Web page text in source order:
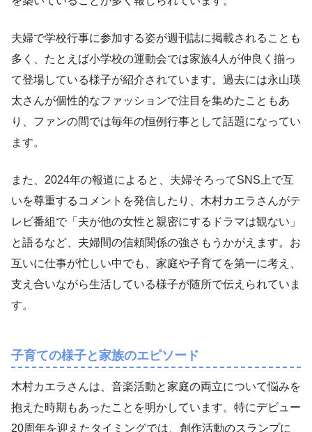
夫婦で学校行事に参加する姿が週刊誌に掲載されることも
多く、たとえば小学校の運動会では家族4人が仲良く揃っ
て登場している様子が紹介されています。過去には永山瑛
太さんが個性的なファッションで注目を集めたこともあ
り、ファンの間では毎年の恒例行事として話題になってい
ます。
また、2024年の報道によると、夫婦そろってSNS上で互
いを尊重するコメントを発信したり、木村カエラさんがテ
レビ番組で「夫が他の女性と親密にするドラマは観ない」
と語るなど、夫婦間の信頼関係の強さもうかがえます。お
互いに仕事が忙しい中でも、家庭や子育てを第一に考え、
支え合いながら生活している様子が随所で伝えられていま
す。
子育ての様子と家族のエピソード
木村カエラさんは、音楽活動と家庭の両立について悩みを
抱えた時期もあったことを明かしています。特にデビュー
20周年を迎えたタイミングでは、創作活動のスランプに